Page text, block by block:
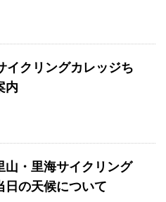
イクリングカレッジち
内
・里海サイクリング
日の天候について